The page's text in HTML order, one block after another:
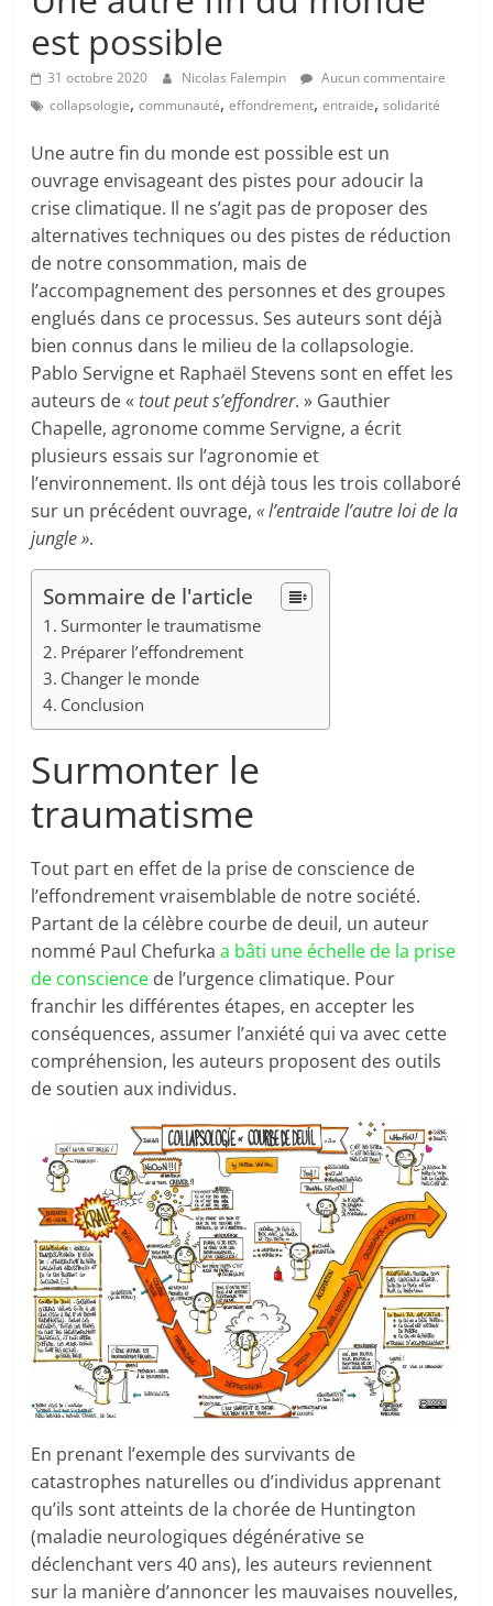
est possible
31 octobre 2020 Nicolas Falempin
Aucun commentaire
collapsologie,communauté,effondrement,entraide,solidarité
Une autre fin du monde est possible est un
ouvrage envisageant des pistes pour adoucir la
crise climatique. Il ne s’agit pas de proposer des
alternatives techniques ou des pistes de réduction
de notre consommation, mais de
l’accompagnement des personnes et des groupes
englués dans ce processus. Ses auteurs sont déjà
bien connus dans le milieu de la collapsologie.
Pablo Servigne et Raphaël Stevens sont en effet les
auteurs de « tout peut s’effondrer. » Gauthier
Chapelle, agronome comme Servigne, a écrit
plusieurs essais sur l’agronomie et
l’environnement. Ils ont déjà tous les trois collaboré
sur un précédent ouvrage,« l’entraide l’autre loi de la
jungle ».
Sommaire de l'article
Surmonter le traumatisme
Préparer l’effondrement
Changer le monde
Conclusion
Surmonter le
traumatisme
Tout part en effet de la prise de conscience de
l’effondrement vraisemblable de notre société.
Partant de la célèbre courbe de deuil, un auteur
nommé Paul Chefurka a bâti une échelle de la prise
de conscience de l’urgence climatique. Pour
franchir les différentes étapes, en accepter les
conséquences, assumer l’anxiété qui va avec cette
compréhension, les auteurs proposent des outils
de soutien aux individus.
En prenant l’exemple des survivants de
catastrophes naturelles ou d’individus apprenant
qu’ils sont atteints de la chorée de Huntington
(maladie neurologiques dégénérative se
déclenchant vers 40 ans), les auteurs reviennent
sur la manière d’annoncer les mauvaises nouvelles,